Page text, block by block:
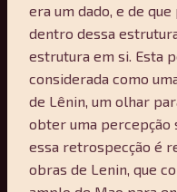
era um dado, e de
dentro dessa
estrutura em si. Esta
considerada como
de Lênin, um olhar
obter uma percepção
essa retrospecção é
obras de Lenin, que